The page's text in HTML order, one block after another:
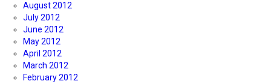
August 2012
July 2012
June 2012
May 2012
April 2012
March 2012
February 2012